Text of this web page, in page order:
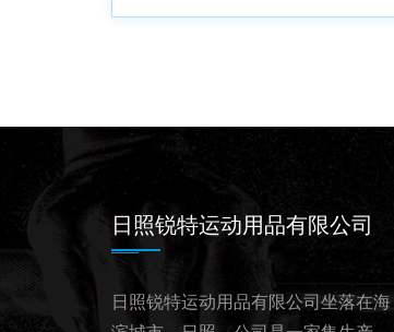
日照锐特运动用品有限公司
日照锐特运动用品有限公司坐落在海